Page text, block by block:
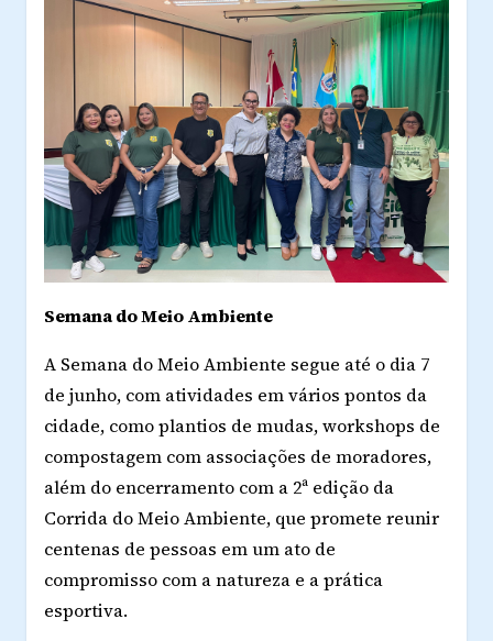
Semana do Meio Ambiente
A Semana do Meio Ambiente segue até o dia 7
de junho, com atividades em vários pontos da
cidade, como plantios de mudas, workshops de
compostagem com associações de moradores,
além do encerramento com a 2ª edição da
Corrida do Meio Ambiente, que promete reunir
centenas de pessoas em um ato de
compromisso com a natureza e a prática
esportiva.